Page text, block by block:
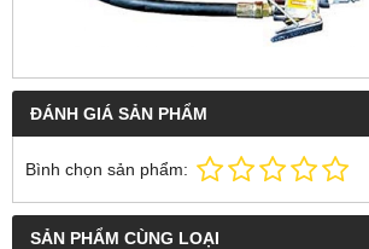
ĐÁNH GIÁ SẢN PHẨM
Bình chọn sản phẩm:
SẢN PHẨM CÙNG LOẠI